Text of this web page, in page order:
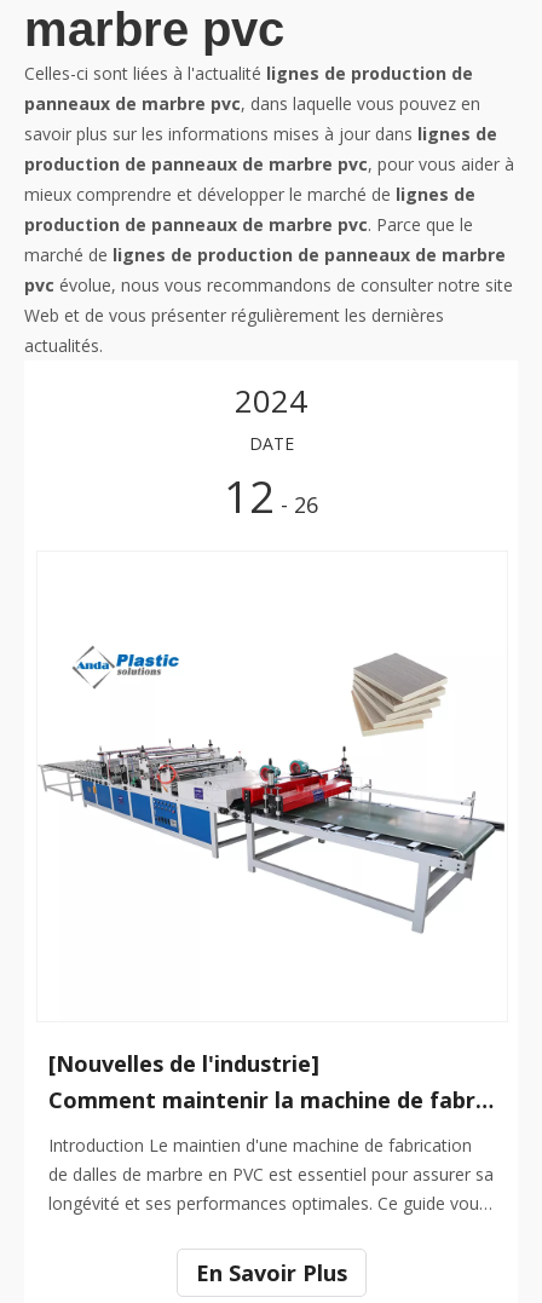
marbre pvc
Celles-ci sont liées à l'actualité lignes de production de
panneaux de marbre pvc, dans laquelle vous pouvez en
savoir plus sur les informations mises à jour dans lignes de
production de panneaux de marbre pvc, pour vous aider à
mieux comprendre et développer le marché de lignes de
production de panneaux de marbre pvc. Parce que le
marché de lignes de production de panneaux de marbre
pvc évolue, nous vous recommandons de consulter notre site
Web et de vous présenter régulièrement les dernières
actualités.
2024
DATE
12 - 26
[Nouvelles de l'industrie]
Comment maintenir la machine de fabrication de dalles de marbre PVC
Introduction Le maintien d'une machine de fabrication
de dalles de marbre en PVC est essentiel pour assurer sa
longévité et ses performances optimales. Ce guide vous
votre machine en état de haut niveau, vous aidant à
éviter les réparations et les temps d'arrêt coûteux. Que
En Savoir Plus